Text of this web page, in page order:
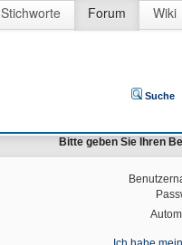
Stichworte Forum Wiki
Suche
Bitte geben Sie Ihren